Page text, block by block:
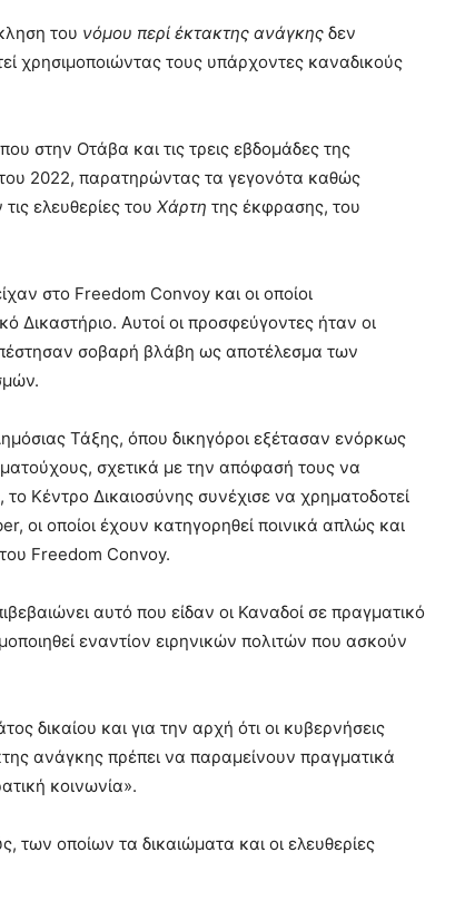
του νόμου περί έκτακτης ανάγκης δεν
χρησιμοποιώντας τους υπάρχοντες καναδικούς
στην Οτάβα και τις τρεις εβδομάδες της
του 2022, παρατηρώντας τα γεγονότα καθώς
ελευθερίες του Χάρτη της έκφρασης, του
στο Freedom Convoy και οι οποίοι
Δικαστήριο. Αυτοί οι προσφεύγοντες ήταν οι
σοβαρή βλάβη ως αποτέλεσμα των
Τάξης, όπου δικηγόροι εξέτασαν ενόρκως
σχετικά με την απόφασή τους να
Κέντρο Δικαιοσύνης συνέχισε να χρηματοδοτεί
οποίοι έχουν κατηγορηθεί ποινικά απλώς και
Freedom Convoy.
αυτό που είδαν οι Καναδοί σε πραγματικό
εναντίον ειρηνικών πολιτών που ασκούν
δικαίου και για την αρχή ότι οι κυβερνήσεις
ανάγκης πρέπει να παραμείνουν πραγματικά
κοινωνία».
των οποίων τα δικαιώματα και οι ελευθερίες